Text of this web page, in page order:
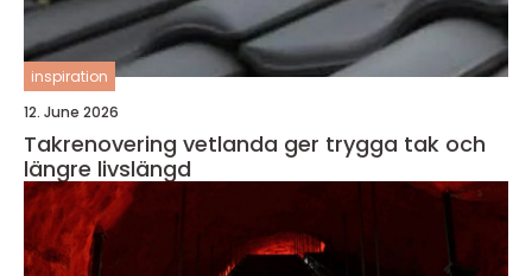
inspiration
12. June 2026
Takrenovering vetlanda ger trygga tak och
längre livslängd